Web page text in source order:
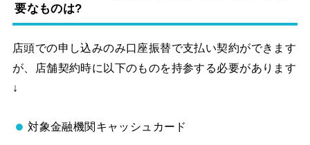
要なものは?
店頭での申し込みのみ口座振替で支払い契約ができます
が、店舗契約時に以下のものを持参する必要があります
↓
対象金融機関キャッシュカード